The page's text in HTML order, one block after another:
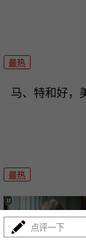
最热
马、特和好，
最热
点评一下